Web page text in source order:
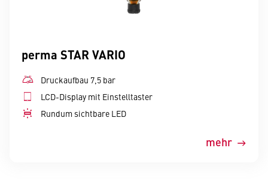
perma STAR VARIO
Druckaufbau 7,5 bar
LCD-Display mit Einstelltaster
Rundum sichtbare LED
mehr